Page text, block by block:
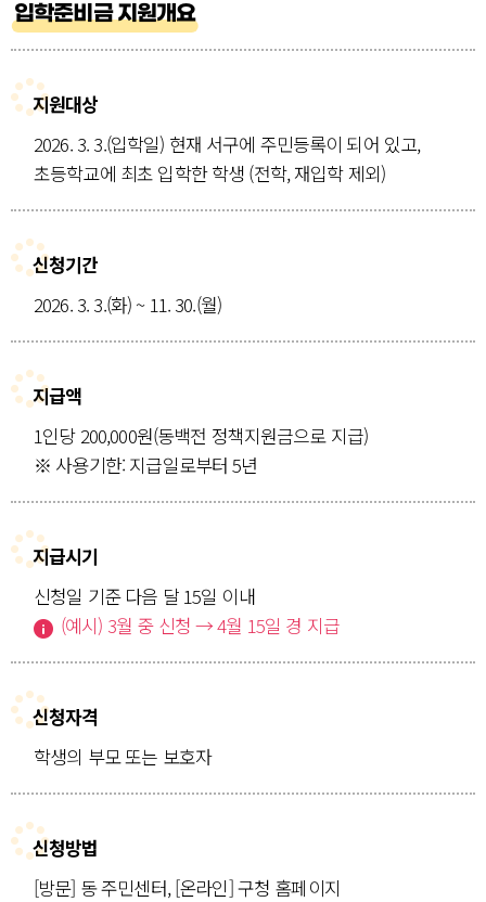
입학준비금 지원개요
지원대상
2026. 3. 3.(입학일) 현재 서구에 주민등록이 되어 있고,
초등학교에 최초 입학한 학생 (전학, 재입학 제외)
신청기간
2026. 3. 3.(화) ~ 11. 30.(월)
지급액
1인당 200,000원(동백전 정책지원금으로 지급)
※ 사용기한: 지급일로부터 5년
지급시기
신청일 기준 다음 달 15일 이내
(예시) 3월 중 신청 → 4월 15일 경 지급
신청자격
학생의 부모 또는 보호자
신청방법
[방문] 동 주민센터, [온라인] 구청 홈페이지